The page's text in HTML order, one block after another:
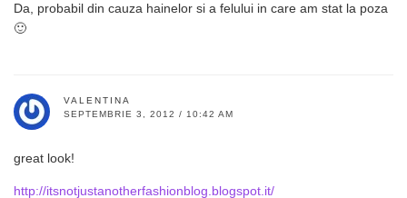
Da, probabil din cauza hainelor si a felului in care am stat la poza
🙂
VALENTINA
SEPTEMBRIE 3, 2012 / 10:42 AM
great look!
http://itsnotjustanotherfashionblog.blogspot.it/